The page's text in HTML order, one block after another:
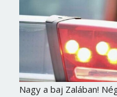
Nagy a baj Zalában!